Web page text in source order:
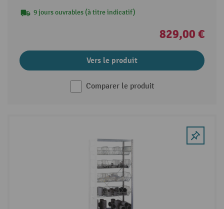
9 jours ouvrables (à titre indicatif)
829,00 €
Vers le produit
Comparer le produit